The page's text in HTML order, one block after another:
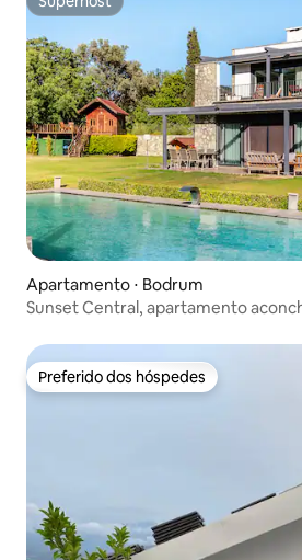
Superhost
Apartamento ⋅ Bodrum
Sunset Central, apartamento
Preferido dos hóspedes
Preferido dos hóspedes